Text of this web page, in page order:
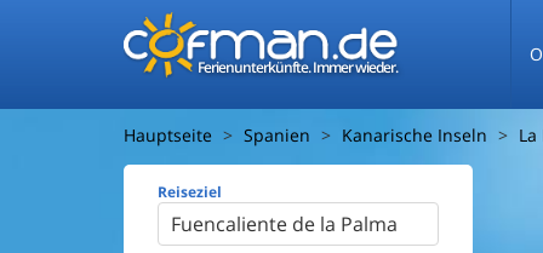
Ferienunterkünfte. Immer wieder.
Hauptseite Spanien Kanarische Inseln La
Reiseziel